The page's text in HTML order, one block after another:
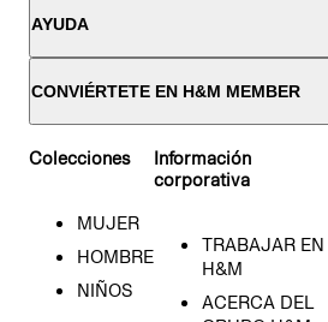
AYUDA
CONVIÉRTETE EN H&M MEMBER
Colecciones
MUJER
HOMBRE
NIÑOS
Información
corporativa
TRABAJAR EN
H&M
ACERCA DEL